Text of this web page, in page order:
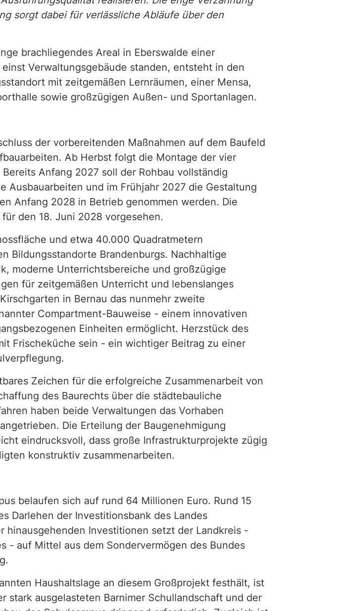
sorgt dabei für verlässliche Abläufe über den
brachliegendes Areal in Eberswalde einer
Verwaltungsgebäude standen, entsteht in den
mit zeitgemäßen Lernräumen, einer Mensa,
sowie großzügigen Außen- und Sportanlagen.
der vorbereitenden Maßnahmen auf dem Baufeld
Ab Herbst folgt die Montage der vier
Anfang 2027 soll der Rohbau vollständig
Ausbauarbeiten und im Frühjahr 2027 die Gestaltung
Anfang 2028 in Betrieb genommen werden. Die
den 18. Juni 2028 vorgesehen.
und etwa 40.000 Quadratmetern
Bildungsstandorte Brandenburgs. Nachhaltige
moderne Unterrichtsbereiche und großzügige
für zeitgemäßen Unterricht und lebenslanges
in Bernau das nunmehr zweite
Compartment-Bauweise - einem innovativen
Einheiten ermöglicht. Herzstück des
Frischeküche sein - ein wichtiger Beitrag zu einer
Zeichen für die erfolgreiche Zusammenarbeit von
des Baurechts über die städtebauliche
haben beide Verwaltungen das Vorhaben
Die Erteilung der Baugenehmigung
eindrucksvoll, dass große Infrastrukturprojekte zügig
konstruktiv zusammenarbeiten.
belaufen sich auf rund 64 Millionen Euro. Rund 15
Darlehen der Investitionsbank des Landes
hinausgehenden Investitionen setzt der Landkreis -
- auf Mittel aus dem Sondervermögen des Bundes
Haushaltslage an diesem Großprojekt festhält, ist
stark ausgelasteten Barnimer Schullandschaft und der